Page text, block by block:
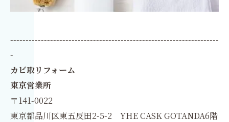
--------------------------------------------------------------------
-
カビ取リフォーム
東京営業所
〒141-0022
東京都品川区東五反田2-5-2 YHE CASK GOTANDA6階